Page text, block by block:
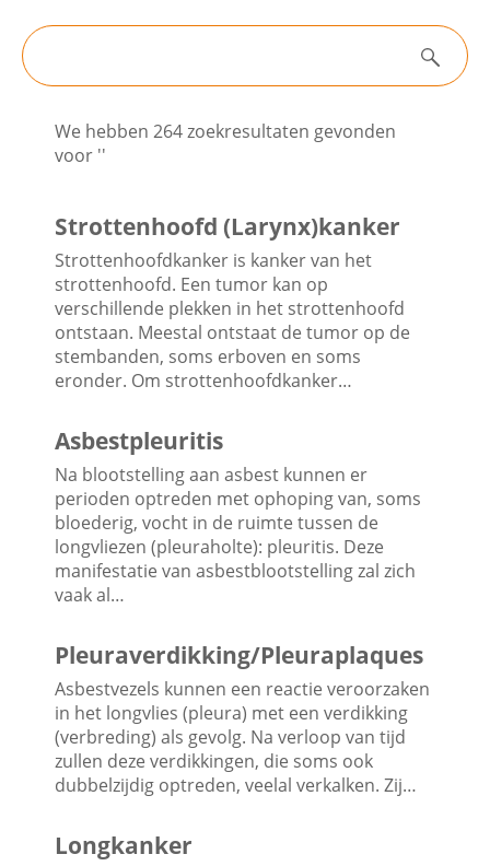
Zoeken
Nieuwsarchief
Zoeken
We hebben 264 zoekresultaten gevonden
voor ''
Strottenhoofd (Larynx)kanker
Strottenhoofdkanker is kanker van het
strottenhoofd. Een tumor kan op
verschillende plekken in het strottenhoofd
ontstaan. Meestal ontstaat de tumor op de
stembanden, soms erboven en soms
eronder. Om strottenhoofdkanker…
Asbestpleuritis
Na blootstelling aan asbest kunnen er
perioden optreden met ophoping van, soms
bloederig, vocht in de ruimte tussen de
longvliezen (pleuraholte): pleuritis. Deze
manifestatie van asbestblootstelling zal zich
vaak al…
Pleuraverdikking/Pleuraplaques
Asbestvezels kunnen een reactie veroorzaken
in het longvlies (pleura) met een verdikking
(verbreding) als gevolg. Na verloop van tijd
zullen deze verdikkingen, die soms ook
dubbelzijdig optreden, veelal verkalken. Zij…
Longkanker